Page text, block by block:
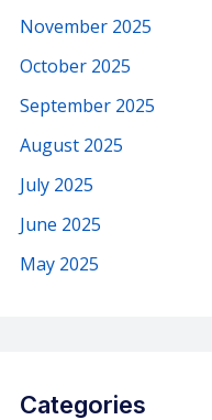
November 2025
October 2025
September 2025
August 2025
July 2025
June 2025
May 2025
Categories